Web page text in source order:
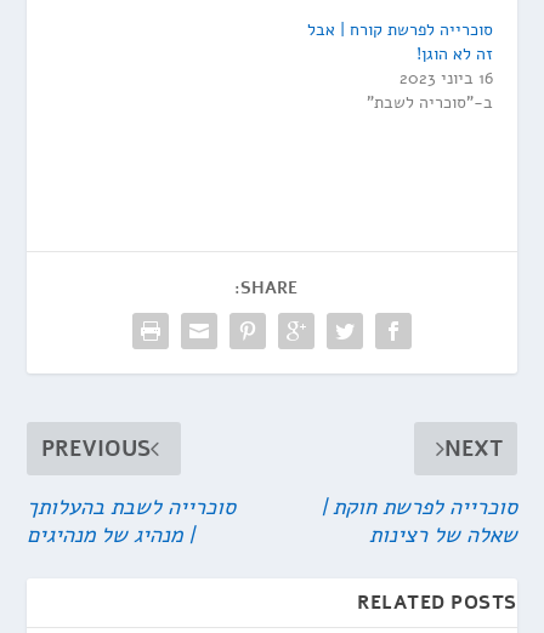
סוכרייה לפרשת קורח | אבל
זה לא הוגן!
16 ביוני 2023
ב-"סוכריה לשבת"
SHARE:
PREVIOUS
סוכרייה לשבת בהעלותך
| מנהיג של מנהיגים
NEXT
סוכרייה לפרשת חוקת |
שאלה של רצינות
RELATED POSTS